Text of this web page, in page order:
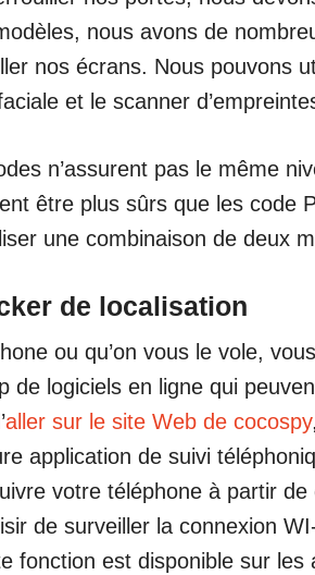
nous avons de
nos écrans. Nous pouvons
et le scanner
n’assurent pas le même
être plus sûrs que les code
une combinaison de deux
de localisation
ou qu’on vous le vole,
de logiciels en ligne qui
aller sur le site Web de cocospy
application de suivi
votre téléphone à partir de
de surveiller la connexion
fonction est disponible sur les